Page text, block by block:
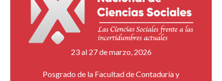
23 al 27 de marzo, 2026
Posgrado de la Facultad de Contaduría y